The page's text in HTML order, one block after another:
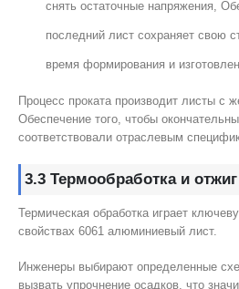
снять остаточные напряжения,
последний лист сохраняет свою
время формирования и
Процесс проката производит листы с
Обеспечение того, чтобы
соответствовали отраслевым
3.3 Термообработка и отжиг
Термическая обработка играет
свойствах 6061 алюминиевый лист.
Инженеры выбирают определенные
вызвать упрочнение осадков, что